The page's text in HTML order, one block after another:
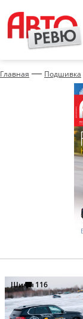
Главная — Подшивка
Шины 116